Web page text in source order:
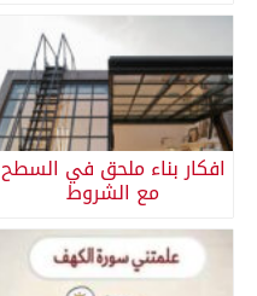
افكار بناء ملحق في السطح
مع الشروط